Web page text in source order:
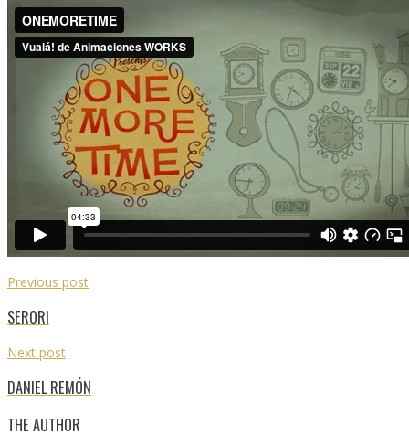
Previous post
SERORI
Next post
DANIEL REMÓN
THE AUTHOR